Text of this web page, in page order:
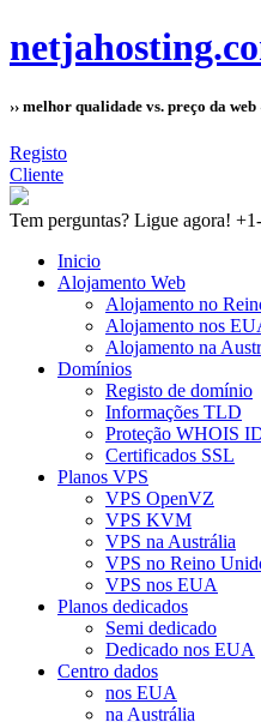
›› melhor qualidade vs. preço da web
Registo
Cliente
Tem perguntas? Ligue agora!
Inicio
Alojamento Web
Alojamento no
Alojamento nos
Alojamento na
Domínios
Registo de domínio
Informações TLD
Proteção WHOIS
Certificados SSL
Planos VPS
VPS OpenVZ
VPS KVM
VPS na Austrália
VPS no Reino
VPS nos EUA
Planos dedicados
Semi dedicado
Dedicado nos EUA
Centro dados
nos EUA
na Austrália